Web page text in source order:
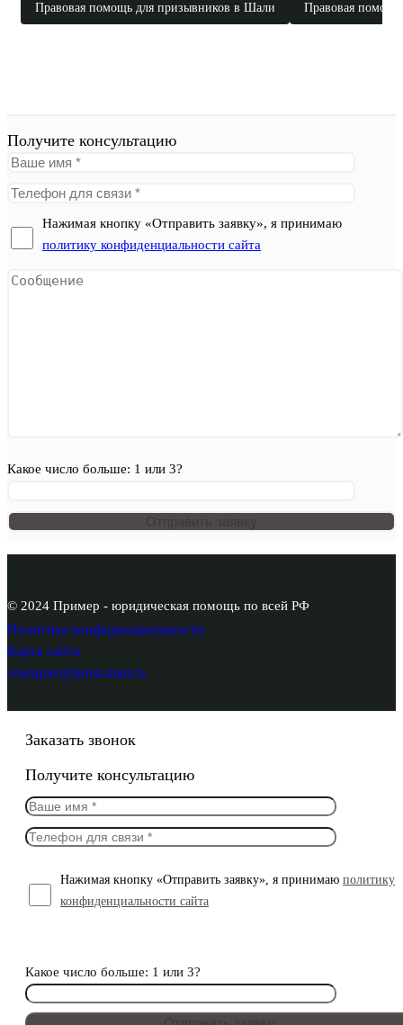
Правовая помощь для призывников в Шали Правовая
Получите консультацию
Нажимая кнопку «Отправить заявку», я принимаю
политику конфиденциальности сайта
Какое число больше: 1 или 3?
© 2024 Пример - юридическая помощь по всей РФ
Политика конфиденциальности
Карта сайта
voenprav@jurist-mail.ru
Заказать звонок
Получите консультацию
Нажимая кнопку «Отправить заявку», я принимаю политику
конфиденциальности сайта
Какое число больше: 1 или 3?